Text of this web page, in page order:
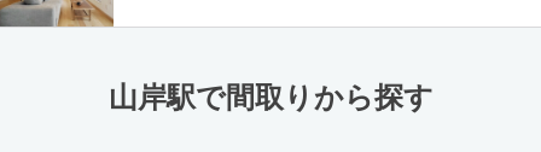
山岸駅で間取りから探す